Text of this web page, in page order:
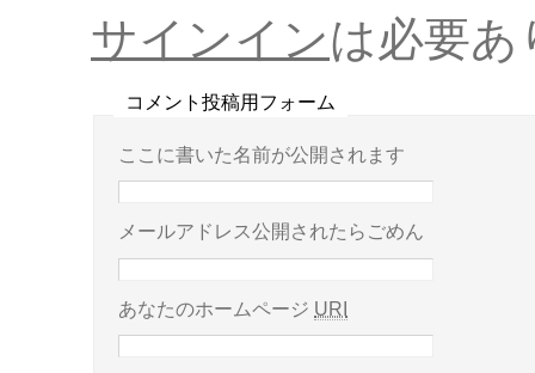
サインインは必要あ
コメント投稿用フォーム
ここに書いた名前が公開されます
メールアドレス公開されたらごめん
あなたのホームページ URI